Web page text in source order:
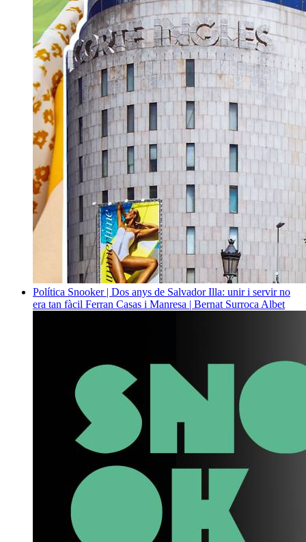
Política Snooker | Dos anys de Salvador Illa: unir i servir no
era tan fàcil Ferran Casas i Manresa | Bernat Surroca Albet